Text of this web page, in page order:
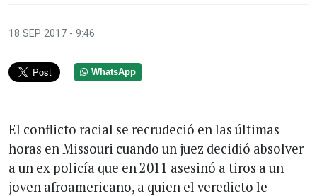
18 SEP 2017 - 9:46
WhatsApp
El conflicto racial se recrudeció en las últimas
horas en Missouri cuando un juez decidió absolver
a un ex policía que en 2011 asesinó a tiros a un
joven afroamericano, a quien el veredicto le